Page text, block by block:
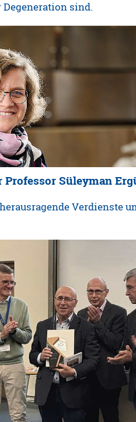
sind.
Süleyman
Verdienste